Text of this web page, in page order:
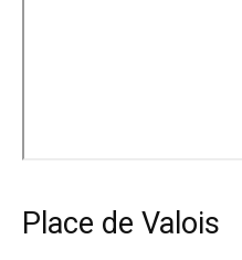
Place de Valois